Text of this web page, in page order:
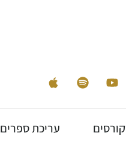
קורסים עריכת ספרים